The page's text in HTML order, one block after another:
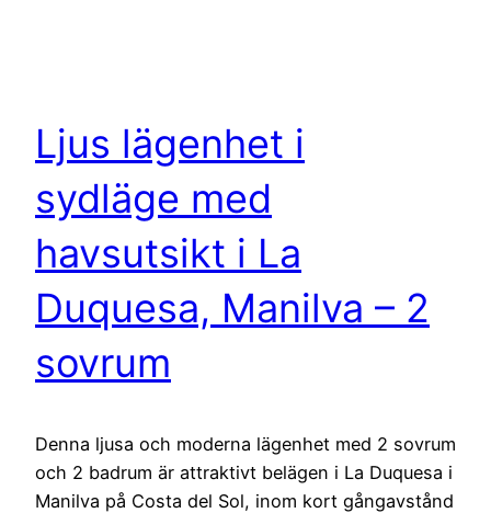
Ljus lägenhet i
sydläge med
havsutsikt i La
Duquesa, Manilva – 2
sovrum
Denna ljusa och moderna lägenhet med 2 sovrum
och 2 badrum är attraktivt belägen i La Duquesa i
Manilva på Costa del Sol, inom kort gångavstånd